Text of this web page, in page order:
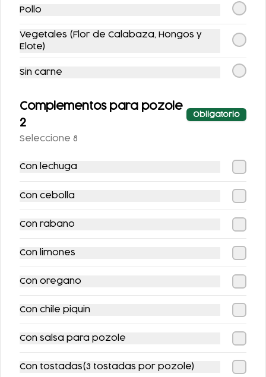
$182.00
$212.00
$158.00
SABOR DE LA CASA
$248.00
-9%
COMBO FLAUTAS
REFRESCO
$147.00
-11%
1/2 KG. COCHINITA
$196.00
Pollo
Vegetales (Flor de Calabaza, Hongos y
Elote)
Sin carne
Complementos para pozole
2
Obligatorio
Seleccione 8
Con lechuga
Con cebolla
Con rabano
Con limones
Con oregano
Con chile piquin
Con salsa para pozole
Con tostadas(3 tostadas por pozole)